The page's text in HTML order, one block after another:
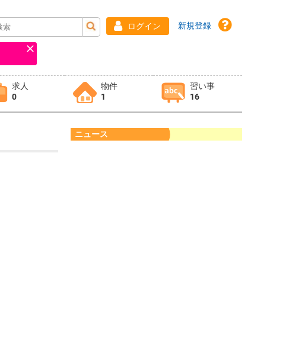
ログイン 新規登録
求人
0
物件
1
習い事
16
ニュース